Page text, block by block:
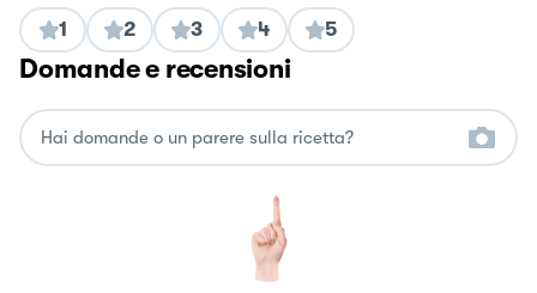
1 2 3 4 5
Domande e recensioni